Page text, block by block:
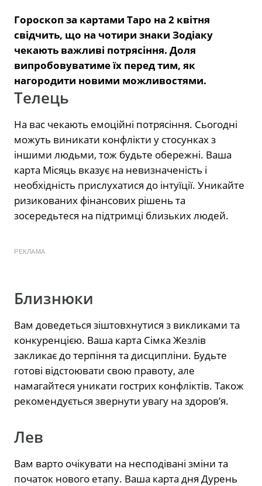
Гороскоп за картами Таро на 2 квітня
свідчить, що на чотири знаки Зодіаку
чекають важливі потрясіння. Доля
випробовуватиме їх перед тим, як
нагородити новими можливостями.
Телець
На вас чекають емоційні потрясіння. Сьогодні
можуть виникати конфлікти у стосунках з
іншими людьми, тож будьте обережні. Ваша
карта Місяць вказує на невизначеність і
необхідність прислухатися до інтуїції. Уникайте
ризикованих фінансових рішень та
зосередьтеся на підтримці близьких людей.
РЕКЛАМА
Близнюки
Вам доведеться зіштовхнутися з викликами та
конкуренцією. Ваша карта Сімка Жезлів
закликає до терпіння та дисципліни. Будьте
готові відстоювати свою правоту, але
намагайтеся уникати гострих конфліктів. Також
рекомендується звернути увагу на здоров’я.
Лев
Вам варто очікувати на несподівані зміни та
початок нового етапу. Ваша карта дня Дурень